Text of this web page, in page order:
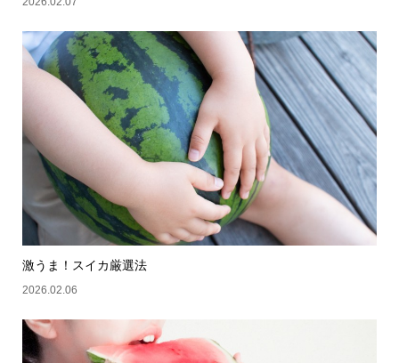
激うま！スイカ厳選法
2026.02.06